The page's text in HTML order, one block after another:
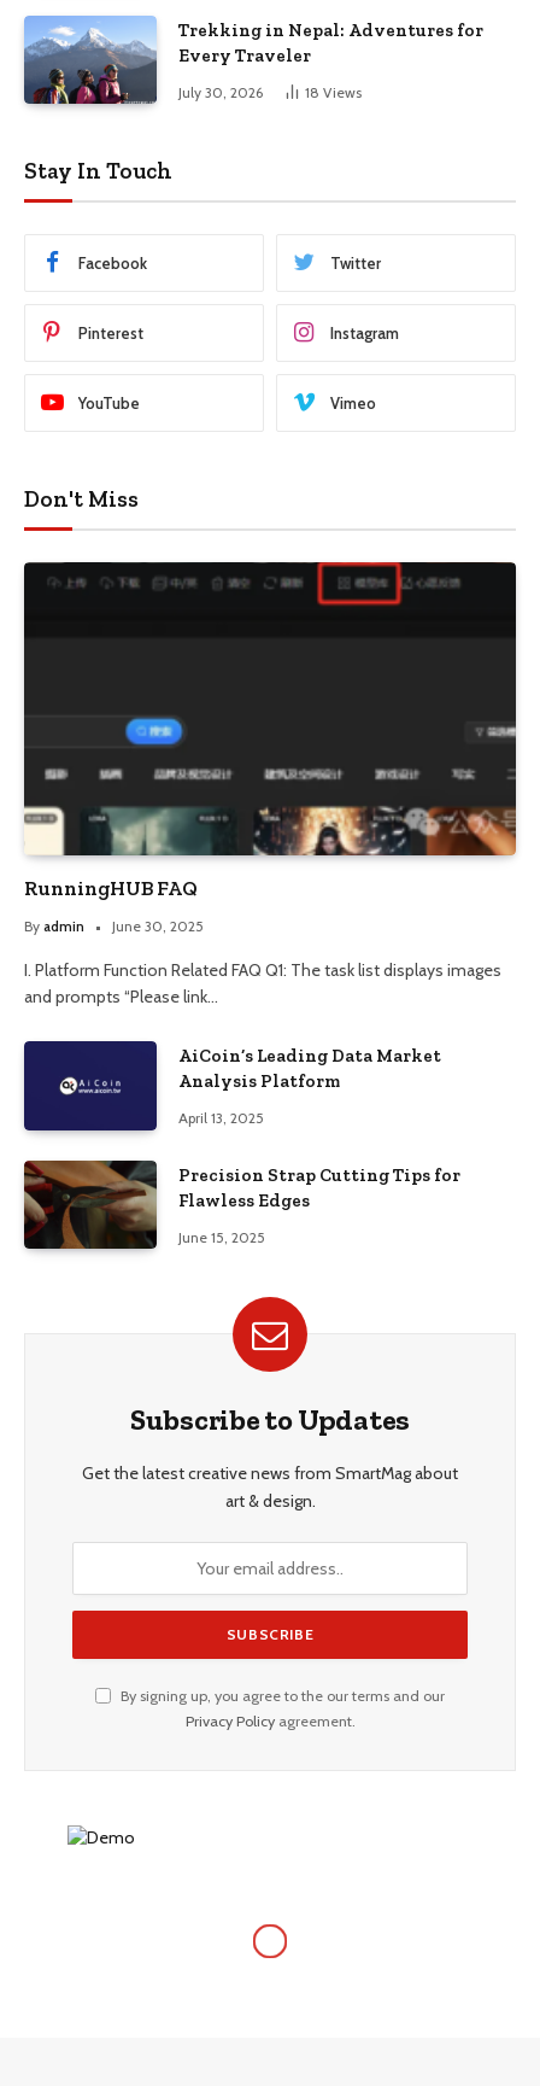
Trekking in Nepal: Adventures for
Every Traveler
July 30, 2026 18 Views
Stay In Touch
Facebook Twitter
Pinterest Instagram
YouTube Vimeo
Don't Miss
RunningHUB FAQ
By admin June 30, 2025
I. Platform Function Related FAQ Q1: The task list displays images
and prompts “Please link…
AiCoin’s Leading Data Market
Analysis Platform
April 13, 2025
Precision Strap Cutting Tips for
Flawless Edges
June 15, 2025
Subscribe to Updates
Get the latest creative news from SmartMag about
art & design.
By signing up, you agree to the our terms and our
Privacy Policyagreement.